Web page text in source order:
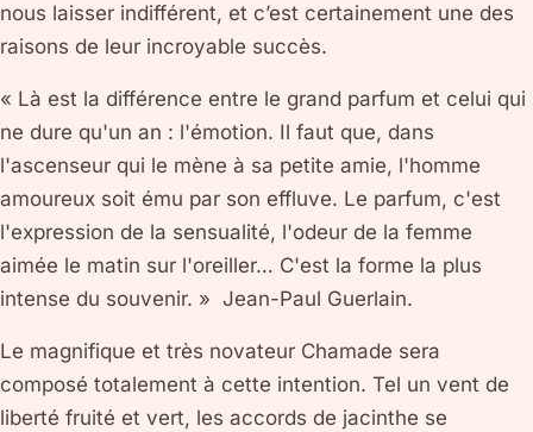
nous laisser indifférent, et c’est certainement une des
raisons de leur incroyable succès.
« Là est la différence entre le grand parfum et celui qui
ne dure qu'un an : l'émotion. Il faut que, dans
l'ascenseur qui le mène à sa petite amie, l'homme
amoureux soit ému par son effluve. Le parfum, c'est
l'expression de la sensualité, l'odeur de la femme
aimée le matin sur l'oreiller… C'est la forme la plus
intense du souvenir. » Jean-Paul Guerlain.
Le magnifique et très novateur Chamade sera
composé totalement à cette intention. Tel un vent de
liberté fruité et vert, les accords de jacinthe se